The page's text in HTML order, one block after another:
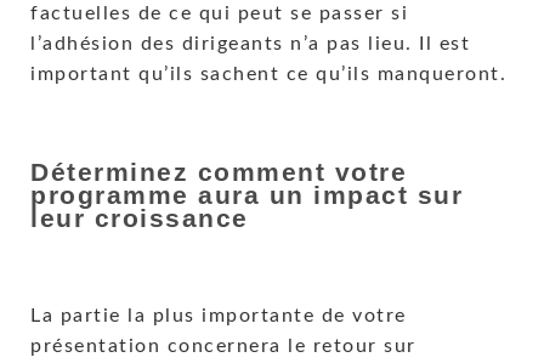
factuelles de ce qui peut se passer si
l’adhésion des dirigeants n’a pas lieu. Il est
important qu’ils sachent ce qu’ils manqueront.
Déterminez comment votre
programme aura un impact sur
leur croissance
La partie la plus importante de votre
présentation concernera le retour sur